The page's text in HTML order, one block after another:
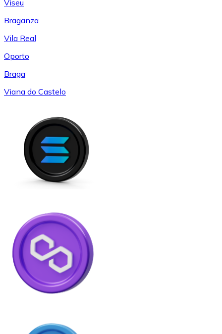
Viseu
Braganza
Vila Real
Oporto
Braga
Viana do Castelo